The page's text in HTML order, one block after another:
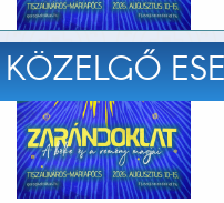
KÖZELGŐ